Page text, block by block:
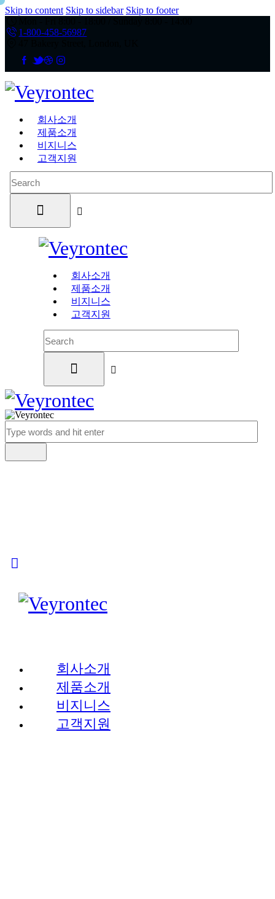
Skip to content Skip to sidebar Skip to footer
1-800-458-56987
회사소개
제품소개
비지니스
고객지원
회사소개
제품소개
비지니스
고객지원
회사소개
제품소개
비지니스
고객지원